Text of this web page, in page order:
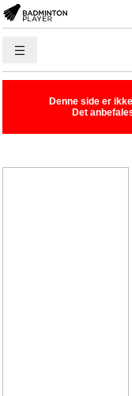
―
―
―
Rank-/Rækkelister
Holdturnering
Denne side er
Det